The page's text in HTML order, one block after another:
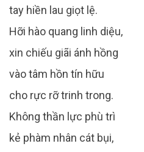
tay hiền lau giọt lệ.
Hỡi hào quang linh diệu,
xin chiếu giãi ánh hồng
vào tâm hồn tín hữu
cho rực rỡ trinh trong.
Không thần lực phù trì
kẻ phàm nhân cát bụi,